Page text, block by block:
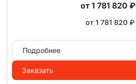
от 1 781 820 ₽
от 1 781 820 ₽
Подробнее
Заказать